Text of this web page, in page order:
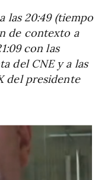
las 20:49 (tiempo
de contexto a
con las
del CNE y a las
del presidente